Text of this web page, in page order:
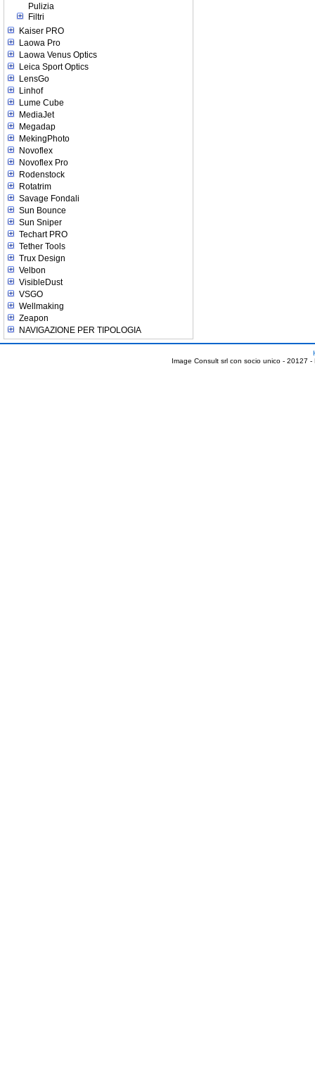
Pulizia
Filtri
Kaiser PRO
Laowa Pro
Laowa Venus Optics
Leica Sport Optics
LensGo
Linhof
Lume Cube
MediaJet
Megadap
MekingPhoto
Novoflex
Novoflex Pro
Rodenstock
Rotatrim
Savage Fondali
Sun Bounce
Sun Sniper
Techart PRO
Tether Tools
Trux Design
Velbon
VisibleDust
VSGO
Wellmaking
Zeapon
NAVIGAZIONE PER TIPOLOGIA
Image Consult srl con socio unico - 20127